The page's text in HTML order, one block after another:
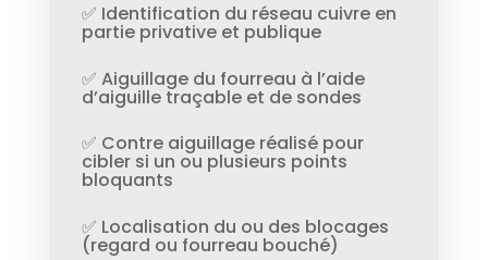
✅ Identification du réseau cuivre en
partie privative et publique
✅ Aiguillage du fourreau à l’aide
d’aiguille traçable et de sondes
✅ Contre aiguillage réalisé pour
cibler si un ou plusieurs points
bloquants
✅ Localisation du ou des blocages
(regard ou fourreau bouché)